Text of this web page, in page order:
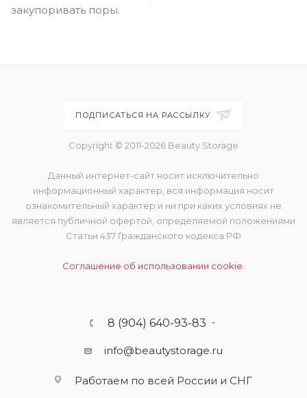
закупоривать поры.
ПОДПИСАТЬСЯ НА РАССЫЛКУ
Copyright © 2011-2026 Beauty Storage
Данный интернет-сайт носит исключительно
информационный характер, вся информация носит
ознакомительный характер и ни при каких условиях не
является публичной офертой, определяемой положениями
Статьи 437 Гражданского кодекса РФ
Соглашение об использовании cookie.
8 (904) 640-93-83
info@beautystorage.ru
Работаем по всей России и СНГ